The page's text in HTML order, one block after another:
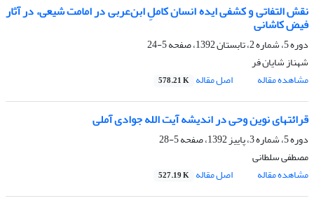
نقش التفاتی و کشفی ایده انسان کاملِ ابن‌‌‌‌‌عربی در امامت شیعی، در آثار
فیض کاشانی
دوره 5، شماره 2، تابستان 1392، صفحه
5-24
شهناز شایان فر
مشاهده مقاله
اصل مقاله 578.21 K
قرائتهای نوین وحی در اندیشه آیت الله جوادی آملی
دوره 5، شماره 3، پاییز 1392، صفحه
5-28
مصطفی سلطانی
مشاهده مقاله
اصل مقاله 527.19 K